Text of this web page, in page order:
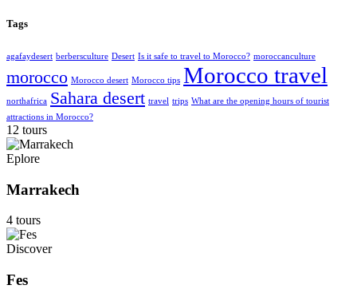
Tags
agafaydesert berbersculture Desert Is it safe to travel to Morocco? moroccanculture
morocco Morocco desert Morocco tips Morocco travel
northafrica Sahara desert travel trips What are the opening hours of tourist
attractions in Morocco?
12 tours
Eplore
Marrakech
4 tours
Discover
Fes